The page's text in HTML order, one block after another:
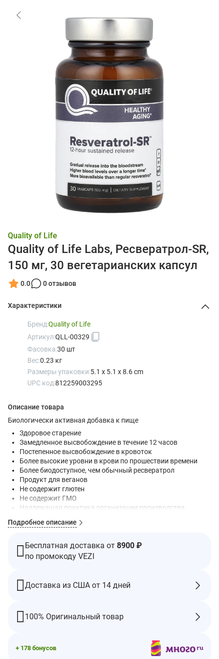
Quality of Life
Quality of Life Labs, Ресвератрол-SR,
150 мг, 30 вегетарианских капсул
0.0 0 отзывов
Характеристики
Бренд:Quality of Life
Артикул:QLL-00329
Фасовка:30 шт
Вес:0.23 кг
Размеры упаковки:5.1 x 5.1 x 8.6 cm
UPC код:812259003295
Описание товара
Биологически активная добавка к пище
Здоровое старение
Замедленное высвобождение в течение 12 часов
Постепенное высвобождение в кровоток
Более высокие уровни в крови по прошествии времени
Более биодоступное, чем обычный ресвератрол
Продукт для веганов
Не содержит глютен
Не содержит ГМО
Надлежащая практика организации производства
Ресвератрол естественным образом содержится в красном
метаболизму, нормализации чувствительности к инсулину и
улучшению кровообращения — все это способствует хорошей
работе сердечно-сосудистой системы, мозга и
мы можем усилить эти преимущества.
Resveratrol-SR содержит ресвератрол в форме особой
высвобождения. Это означает, что ресвератрол
высвобождается в течение определенного периода, поэтому
Исследования на людях показали, что по сравнению с
Подробное описание
Бесплатная доставка от 8900 ₽
по промокоду VEZI
Доставка из США от 14 дней
100% Оригинальный товар
+ 178 бонусов